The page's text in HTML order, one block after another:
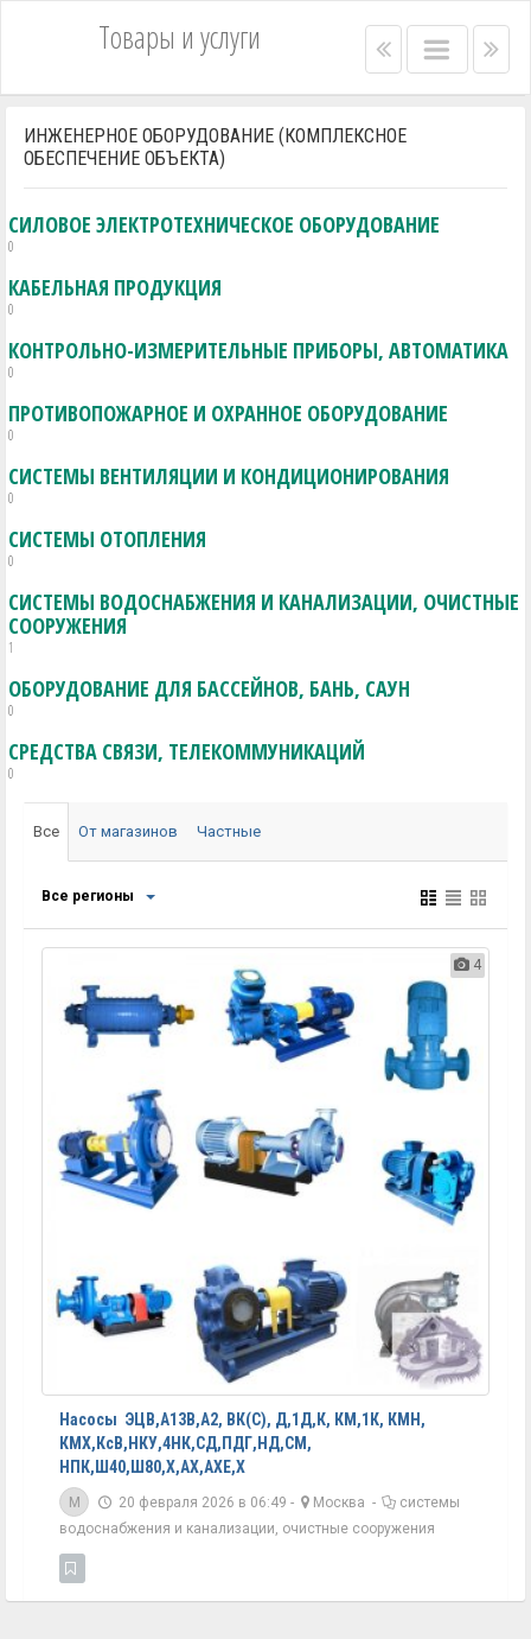
Товары и услуги Left
bar
Main
menu
Right
menu
bar
ИНЖЕНЕРНОЕ ОБОРУДОВАНИЕ (КОМПЛЕКСНОЕ
ОБЕСПЕЧЕНИЕ ОБЪЕКТА)
СИЛОВОЕ ЭЛЕКТРОТЕХНИЧЕСКОЕ ОБОРУДОВАНИЕ
0
КАБЕЛЬНАЯ ПРОДУКЦИЯ
0
КОНТРОЛЬНО-ИЗМЕРИТЕЛЬНЫЕ ПРИБОРЫ, АВТОМАТИКА
0
ПРОТИВОПОЖАРНОЕ И ОХРАННОЕ ОБОРУДОВАНИЕ
0
СИСТЕМЫ ВЕНТИЛЯЦИИ И КОНДИЦИОНИРОВАНИЯ
0
СИСТЕМЫ ОТОПЛЕНИЯ
0
СИСТЕМЫ ВОДОСНАБЖЕНИЯ И КАНАЛИЗАЦИИ, ОЧИСТНЫЕ
СООРУЖЕНИЯ
1
ОБОРУДОВАНИЕ ДЛЯ БАССЕЙНОВ, БАНЬ, САУН
0
СРЕДСТВА СВЯЗИ, ТЕЛЕКОММУНИКАЦИЙ
0
Все От магазинов Частные
Все регионы
4
Насосы ЭЦВ,А13В,А2, ВК(С), Д,1Д,К, КМ,1К, КМН,
КМХ,КсВ,НКУ,4НК,СД,ПДГ,НД,СМ,
НПК,Ш40,Ш80,Х,АХ,АХЕ,Х
M 20 февраля 2026 в 06:49 - Москва -
системы
водоснабжения и канализации, очистные сооружения